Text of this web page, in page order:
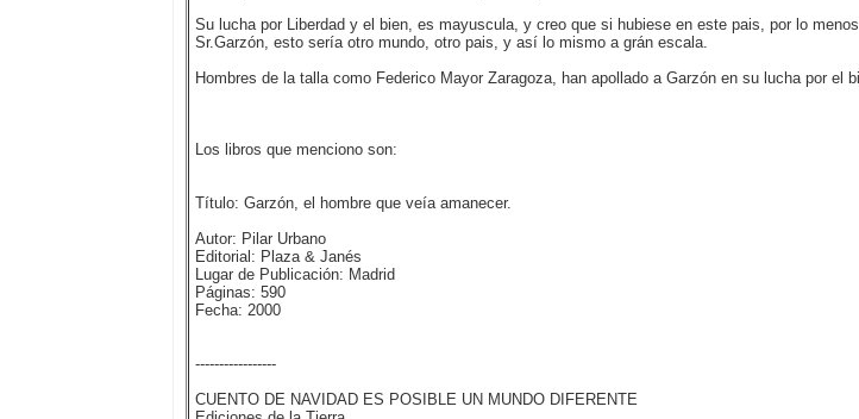
Su lucha por Liberdad y el bien, es mayuscula, y creo que si hubiese en este pais, por lo
Sr.Garzón, esto sería otro mundo, otro pais, y así lo mismo a grán escala.
Hombres de la talla como Federico Mayor Zaragoza, han apollado a Garzón en su lucha por el
Los libros que menciono son:
Título: Garzón, el hombre que veía amanecer.
Autor: Pilar Urbano
Editorial: Plaza & Janés
Lugar de Publicación: Madrid
Páginas: 590
Fecha: 2000
-----------------
CUENTO DE NAVIDAD ES POSIBLE UN MUNDO DIFERENTE